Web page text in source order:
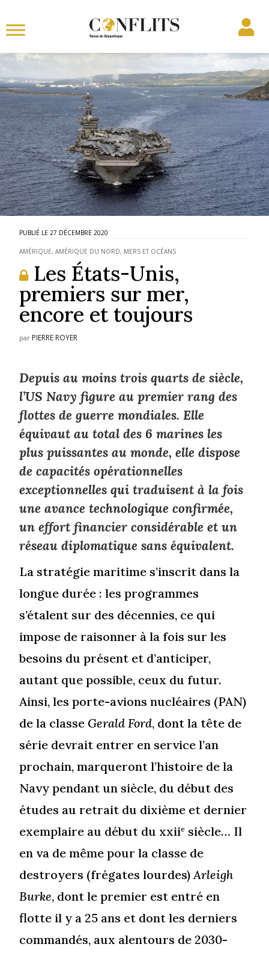
27 DÉCEMBRE 2020
AMÉRIQUE,AMÉRIQUE DU NORD, MERS ET OCÉANS
Les États-Unis,
premiers sur mer,
encore et toujours
par PIERRE ROYER
Depuis au moins trois quarts de siècle,
l’US Navy figure au premier rang des
flottes de guerre mondiales. Elle
équivaut au total des 6 marines les
plus puissantes au monde, elle dispose
de capacités opérationnelles
exceptionnelles qui traduisent à la fois
une avance technologique confirmée,
un effort financier considérable et un
réseau diplomatique sans équivalent.
La stratégie maritime s’inscrit dans la
longue durée : les programmes
s’étalent sur des décennies, ce qui
impose de raisonner à la fois sur les
besoins du présent et d’anticiper,
autant que possible, ceux du futur.
Ainsi, les porte-avions nucléaires (PAN)
de la classe Gerald Ford, dont la tête de
série devrait entrer en service l’an
prochain, marqueront l’histoire de la
Navy pendant un siècle, du début des
études au retrait du dixième et dernier
exemplaire au début du xxiie siècle… Il
en va de même pour la classe de
destroyers (frégates lourdes)Arleigh
Burke, dont le premier est entré en
flotte il y a 25 ans et dont les derniers
commandés, aux alentours de 2030-